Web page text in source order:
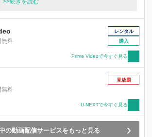
す。
無料
レンタル
購入
Prime Videoで今すぐ見る
無料
見放題
U-NEXTで今すぐ見る
の動画配信サービスをもっと見る